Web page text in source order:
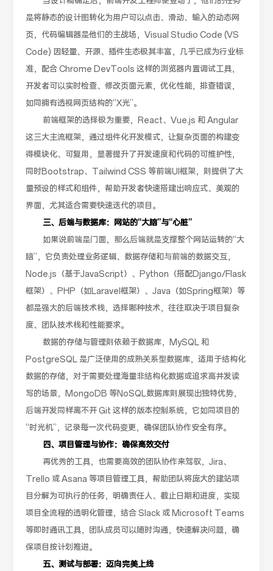
是将静态的设计图转化为用户可以点击、滑动、输入的动态网
页，代码编辑器是他们的主战场，Visual Studio Code (VS
Code) 因轻量、开源、插件生态极其丰富，几乎已成为行业标
准，配合 Chrome DevTools 这样的浏览器内置调试工具，
开发者可以实时检查、修改页面元素，优化性能，排查错误，
如同拥有透视网页结构的“X光”。
前端框架的选择极为重要，React、Vue.js 和 Angular
这三大主流框架，通过组件化开发模式，让复杂页面的构建变
得模块化、可复用，显著提升了开发速度和代码的可维护性，
同时Bootstrap、Tailwind CSS 等前端UI框架，则提供了大
量预设的样式和组件，帮助开发者快速搭建出响应式、美观的
界面，尤其适合需要快速迭代的项目。
三、后端与数据库：网站的“大脑”与“心脏”
如果说前端是门面，那么后端就是支撑整个网站运转的“大
脑”，它负责处理业务逻辑、数据存储和与前端的数据交互，
Node.js（基于JavaScript）、Python（搭配Django/Flask
框架）、PHP（如Laravel框架）、Java（如Spring框架）等
都是强大的后端技术栈，选择哪种技术，往往取决于项目复杂
度、团队技术栈和性能要求。
数据的存储与管理则依赖于数据库，MySQL 和
PostgreSQL 是广泛使用的成熟关系型数据库，适用于结构化
数据的存储，对于需要处理海量非结构化数据或追求高并发读
写的场景，MongoDB 等NoSQL数据库则展现出独特优势，
后端开发同样离不开 Git 这样的版本控制系统，它如同项目的
“时光机”，记录每一次代码变更，确保团队协作安全有序。
四、项目管理与协作：确保高效交付
再优秀的工具，也需要高效的团队协作来驾驭，Jira、
Trello 或 Asana 等项目管理工具，帮助团队将庞大的建站项
目分解为可执行的任务，明确责任人、截止日期和进度，实现
项目全流程的透明化管理，结合 Slack 或 Microsoft Teams
等即时通讯工具，团队成员可以随时沟通，快速解决问题，确
保项目按计划推进。
五、测试与部署：迈向完美上线